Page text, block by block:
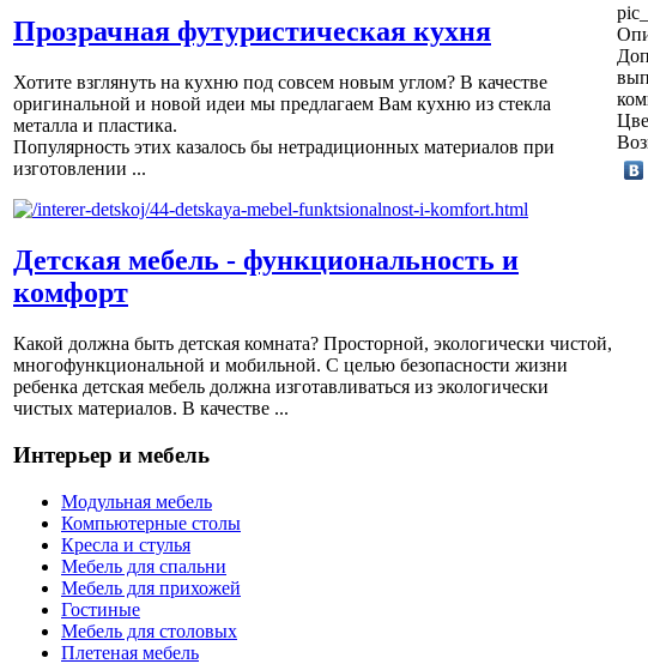
Прозрачная футуристическая кухня
Хотите взглянуть на кухню под совсем новым углом? В качестве
оригинальной и новой идеи мы предлагаем Вам кухню из стекла
металла и пластика.
Популярность этих казалось бы нетрадиционных материалов при
изготовлении ...
Детская мебель - функциональность и
комфорт
Какой должна быть детская комната? Просторной, экологически чистой,
многофункциональной и мобильной. С целью безопасности жизни
ребенка детская мебель должна изготавливаться из экологически
чистых материалов. В качестве ...
Интерьер и мебель
Модульная мебель
Компьютерные столы
Кресла и стулья
Мебель для спальни
Мебель для прихожей
Гостиные
Мебель для столовых
Плетеная мебель